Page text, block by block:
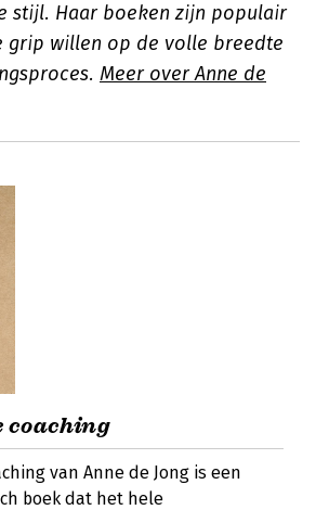
stijl. Haar boeken zijn populair
grip willen op de volle breedte
Meer over Anne de
coaching
van Anne de Jong is een
boek dat het hele